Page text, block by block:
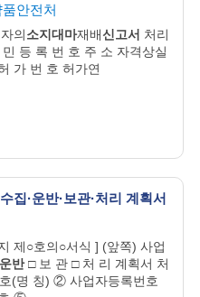
안전처
의소지대마재배신고서 처리
등 록 번 호 주 소 자격상실
가 번 호 허가연
집·운반·보관·처리 계획서
제○호의○서식 ] (앞쪽) 사업
운반□ 보 관 □ 처 리 계획서 처
(명 칭) ② 사업자등록번호